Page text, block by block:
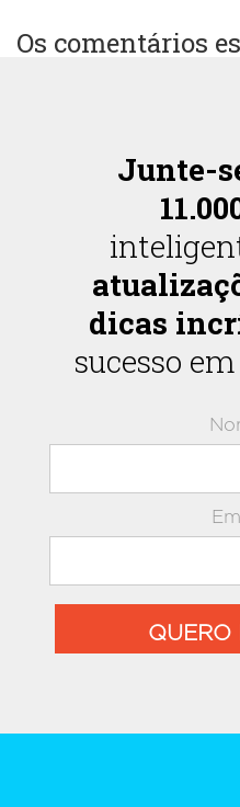
Os comentários
Junte-
dicas
sucesso
QUERO